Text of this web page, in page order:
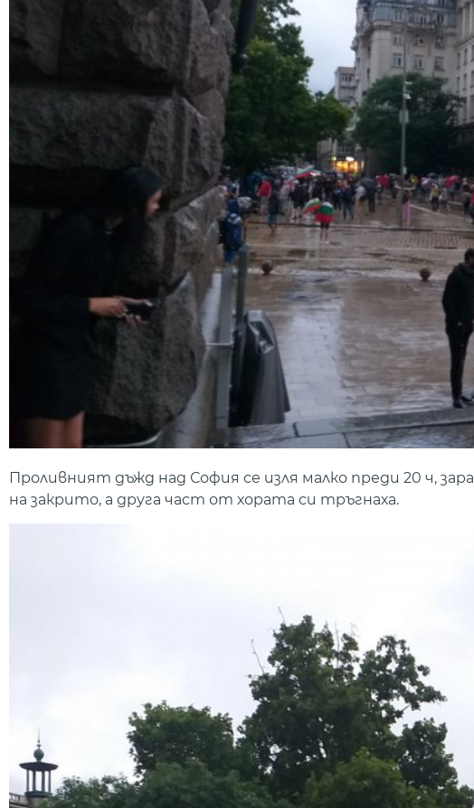
Проливният дъжд над София се изля малко преди 20 ч,
на закрито, а друга част от хората си тръгнаха.